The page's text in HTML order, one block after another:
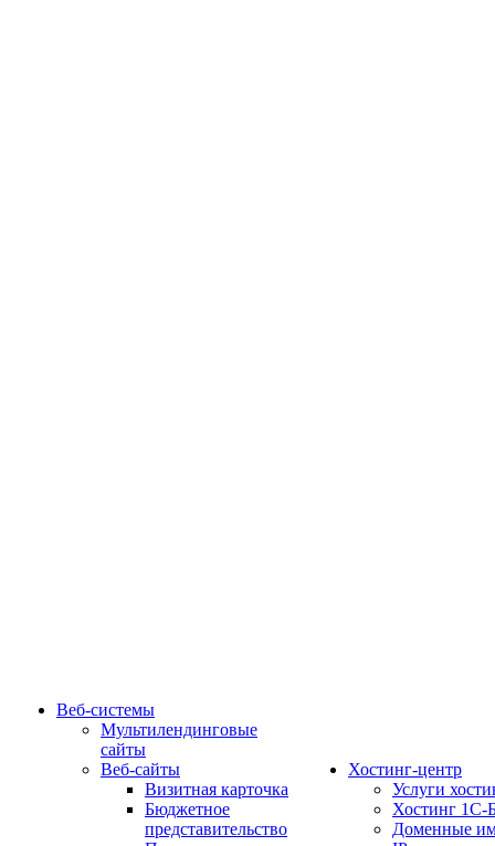
Веб-системы
Мультилендинговые
сайты
Веб-сайты
Визитная карточка
Бюджетное
представительство
Хостинг-центр
Услуги
Хостинг 1С-
Доменные